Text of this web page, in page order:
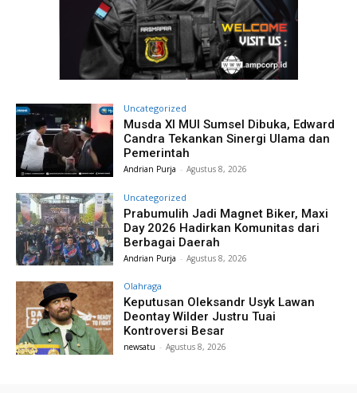
Uncategorized
Musda XI MUI Sumsel Dibuka, Edward
Candra Tekankan Sinergi Ulama dan
Pemerintah
Andrian Purja - Agustus 8, 2026
Uncategorized
Prabumulih Jadi Magnet Biker, Maxi
Day 2026 Hadirkan Komunitas dari
Berbagai Daerah
Andrian Purja - Agustus 8, 2026
Olahraga
Keputusan Oleksandr Usyk Lawan
Deontay Wilder Justru Tuai
Kontroversi Besar
newsatu - Agustus 8, 2026